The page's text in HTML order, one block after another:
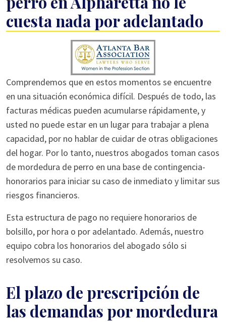
cuesta nada por adelantado
Comprendemos que en estos momentos se encuentre
en una situación económica difícil. Después de todo, las
facturas médicas pueden acumularse rápidamente, y
usted no puede estar en un lugar para trabajar a plena
capacidad, por no hablar de cuidar de otras obligaciones
del hogar. Por lo tanto, nuestros abogados toman casos
de mordedura de perro en una base de contingencia-
honorarios para iniciar su caso de inmediato y limitar sus
riesgos financieros.
Esta estructura de pago no requiere honorarios de
bolsillo, por hora o por adelantado. Además, nuestro
equipo cobra los honorarios del abogado sólo si
resolvemos su caso.
El plazo de prescripción de
las demandas por mordedura